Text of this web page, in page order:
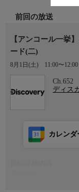
前回の放送
【アンコール一挙
ード(二)
8月1日(土) 11:00〜12:00
Ch.652
ディス
カレンダ